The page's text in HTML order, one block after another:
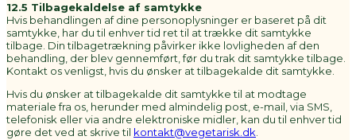
12.5 Tilbagekaldelse af samtykke
Hvis behandlingen af dine personoplysninger er baseret på dit
samtykke, har du til enhver tid ret til at trække dit samtykke
tilbage. Din tilbagetrækning påvirker ikke lovligheden af den
behandling, der blev gennemført, før du trak dit samtykke tilbage.
Kontakt os venligst, hvis du ønsker at tilbagekalde dit samtykke.
Hvis du ønsker at tilbagekalde dit samtykke til at modtage
materiale fra os, herunder med almindelig post, e-mail, via SMS,
telefonisk eller via andre elektroniske midler, kan du til enhver tid
gøre det ved at skrive til kontakt@vegetarisk.dk